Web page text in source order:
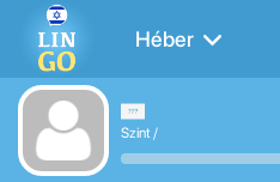
Héber
Szint/